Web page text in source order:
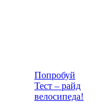
Попробуй
Тест – райд
велосипеда!